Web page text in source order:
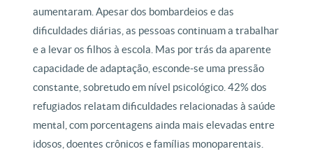
aumentaram. Apesar dos bombardeios e das
dificuldades diárias, as pessoas continuam a trabalhar
e a levar os filhos à escola. Mas por trás da aparente
capacidade de adaptação, esconde-se uma pressão
constante, sobretudo em nível psicológico. 42% dos
refugiados relatam dificuldades relacionadas à saúde
mental, com porcentagens ainda mais elevadas entre
idosos, doentes crônicos e famílias monoparentais.